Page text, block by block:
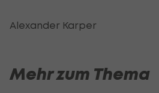
Alexander Karper
Mehr zum Thema